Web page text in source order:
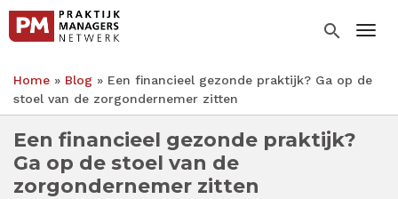
Overslaan
naar
inhoud
gaan
search
Kruimelpad
Home Blog
Een financieel gezonde praktijk? Ga op de
stoel van de zorgondernemer zitten
Een financieel gezonde praktijk?
Ga op de stoel van de
zorgondernemer zitten